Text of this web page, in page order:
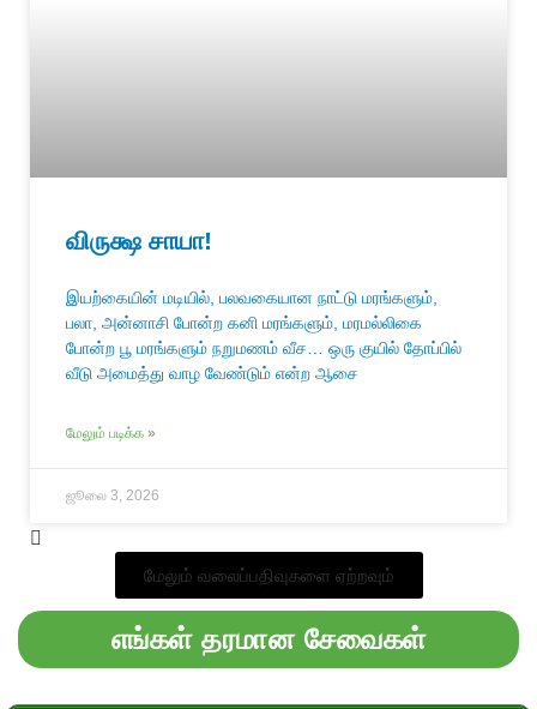
விருக்ஷ சாயா!
இயற்கையின் மடியில், பலவகையான நாட்டு மரங்களும்,
பலா, அன்னாசி போன்ற கனி மரங்களும், மரமல்லிகை
போன்ற பூ மரங்களும் நறுமணம் வீச… ஒரு குயில் தோப்பில்
வீடு அமைத்து வாழ வேண்டும் என்ற ஆசை
மேலும் படிக்க »
ஜூலை 3, 2026
மேலும் வலைப்பதிவுகளை ஏற்றவும்
எங்கள் தரமான சேவைகள்